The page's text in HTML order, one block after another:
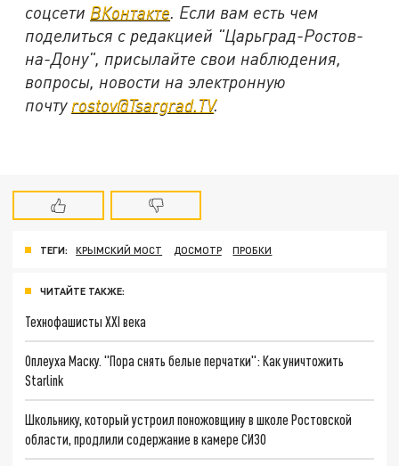
соцсети ВКонтакте. Если вам есть чем
поделиться с редакцией "Царьград-Ростов-
на-Дону", присылайте свои наблюдения,
вопросы, новости на электронную
почту rostov@Tsargrad.ТV.
ТЕГИ: КРЫМСКИЙ МОСТ ДОСМОТР ПРОБКИ
ЧИТАЙТЕ ТАКЖЕ:
Технофашисты XXI века
Оплеуха Маску. "Пора снять белые перчатки": Как уничтожить
Starlink
Школьнику, который устроил поножовщину в школе Ростовской
области, продлили содержание в камере СИЗО